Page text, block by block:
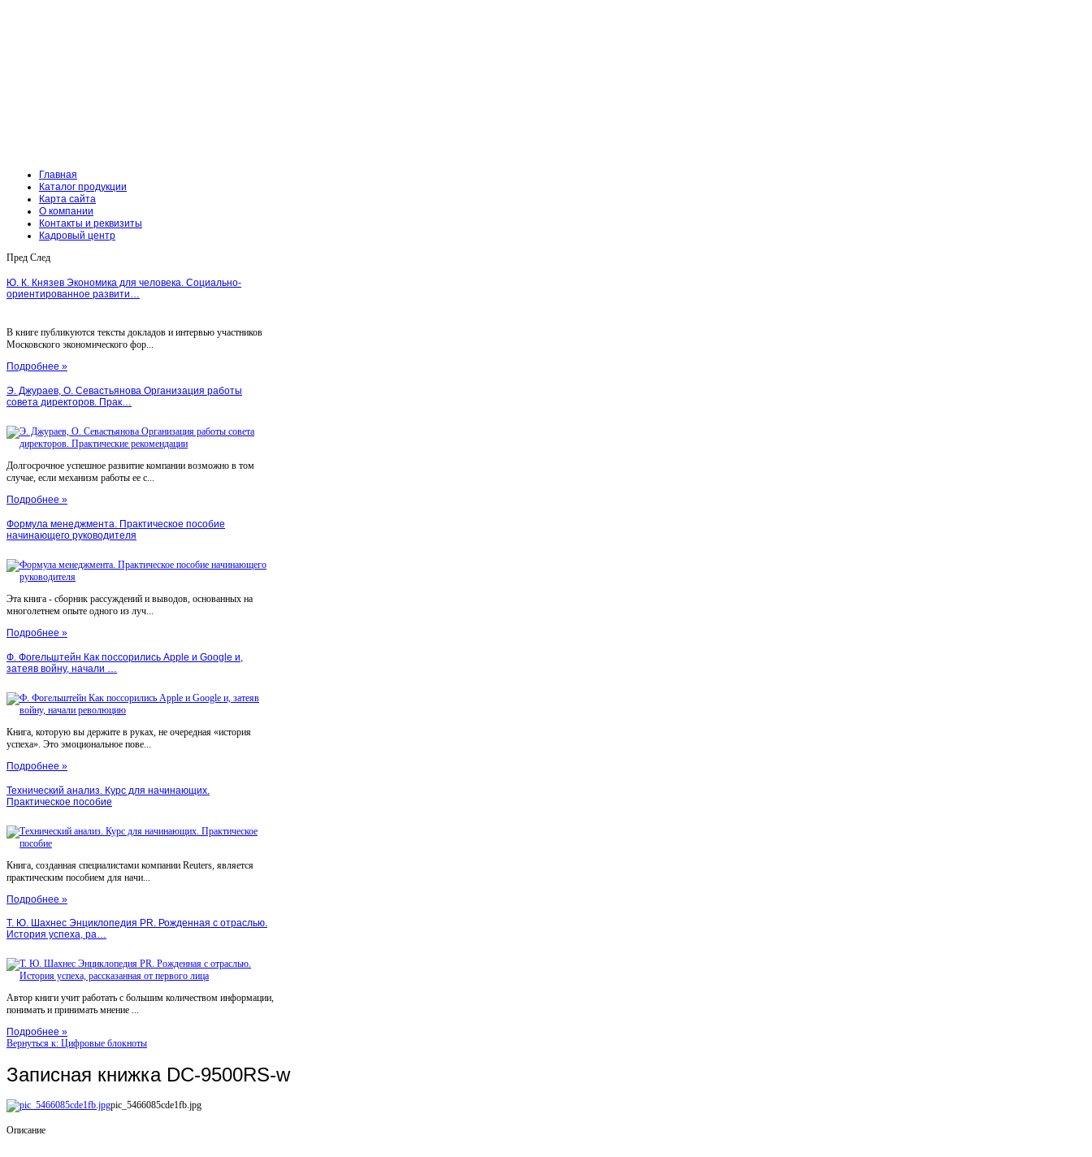
Главная
Каталог продукции
Карта сайта
О компании
Контакты и реквизиты
Кадровый центр
Пред След
Ю. К. Князев Экономика для человека. Социально-
ориентированное развити…
В книге публикуются тексты докладов и интервью участников
Московского экономического фор...
Подробнее »
Э. Джураев, О. Севастьянова Организация работы
совета директоров. Прак…
Долгосрочное успешное развитие компании возможно в том
случае, если механизм работы ее с...
Подробнее »
Формула менеджмента. Практическое пособие
начинающего руководителя
Эта книга - сборник рассуждений и выводов, основанных на
многолетнем опыте одного из луч...
Подробнее »
Ф. Фогельштейн Как поссорились Apple и Google и,
затеяв войну, начали …
Книга, которую вы держите в руках, не очередная «история
успеха». Это эмоциональное пове...
Подробнее »
Технический анализ. Курс для начинающих.
Практическое пособие
Книга, созданная специалистами компании Reuters, является
практическим пособием для начи...
Подробнее »
Т. Ю. Шахнес Энциклопедия PR. Рожденная с отраслью.
История успеха, ра…
Автор книги учит работать с большим количеством информации,
понимать и принимать мнение ...
Подробнее »
Вернуться к: Цифровые блокноты
Записная книжка DC-9500RS-w
pic_5466085cde1fb.jpg
Описание